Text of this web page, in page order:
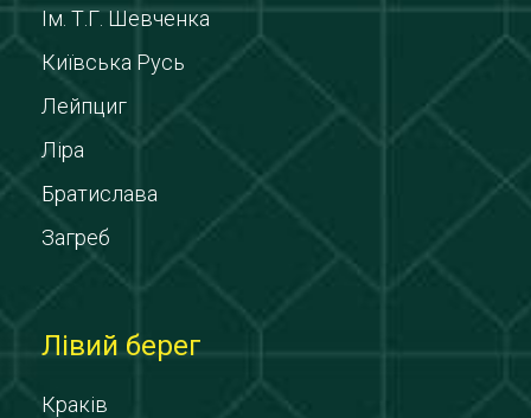
Ім. Т.Г. Шевченка
Київська Русь
Лейпциг
Ліра
Братислава
Загреб
Лівий берег
Краків